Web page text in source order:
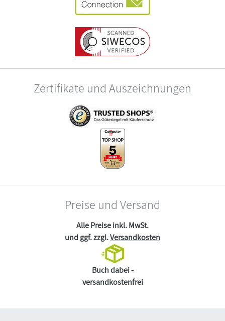
Zertifikate und Auszeichnungen
Preise und Versand
Alle Preise inkl. MwSt.
und ggf. zzgl.Versandkosten
Buch dabei -
versandkostenfrei